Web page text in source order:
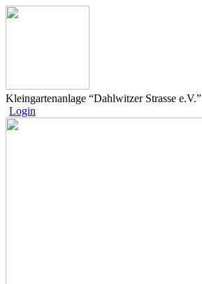
Kleingartenanlage “Dahlwitzer Strasse e.V.”
Login